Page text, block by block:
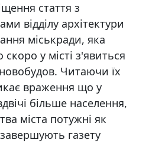
стаття з
відділу архітектури
міськради, яка
у місті з'явиться
Читаючи їх
враження що у
більше населення,
міста потужні як
газету